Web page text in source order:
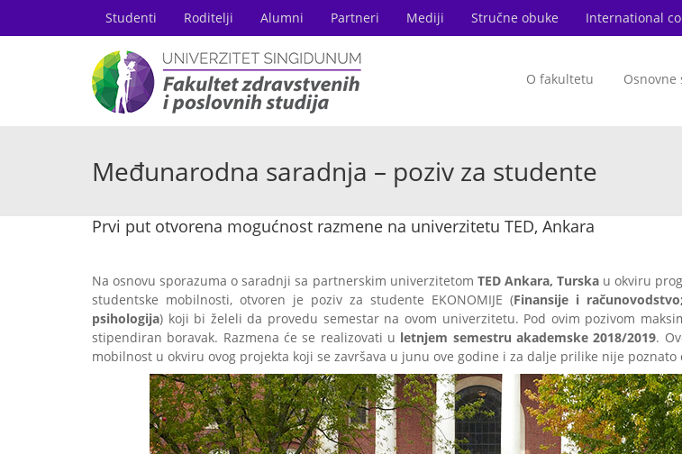
Studenti Roditelji Alumni Partneri Mediji Stručne obuke International
O fakultetu Osnovne
Međunarodna saradnja – poziv za studente
Prvi put otvorena mogućnost razmene na univerzitetu TED, Ankara
Na osnovu sporazuma o saradnji sa partnerskim univerzitetom TED Ankara, Turskau okviru
studentske mobilnosti, otvoren je poziv za studente EKONOMIJE (Finansije i
psihologija) koji bi želeli da provedu semestar na ovom univerzitetu. Pod ovim pozivom
stipendiran boravak. Razmena će se realizovati u letnjem semestru akademske 2018/2019.
mobilnost u okviru ovog projekta koji se završava u junu ove godine i za dalje prilike nije poznato